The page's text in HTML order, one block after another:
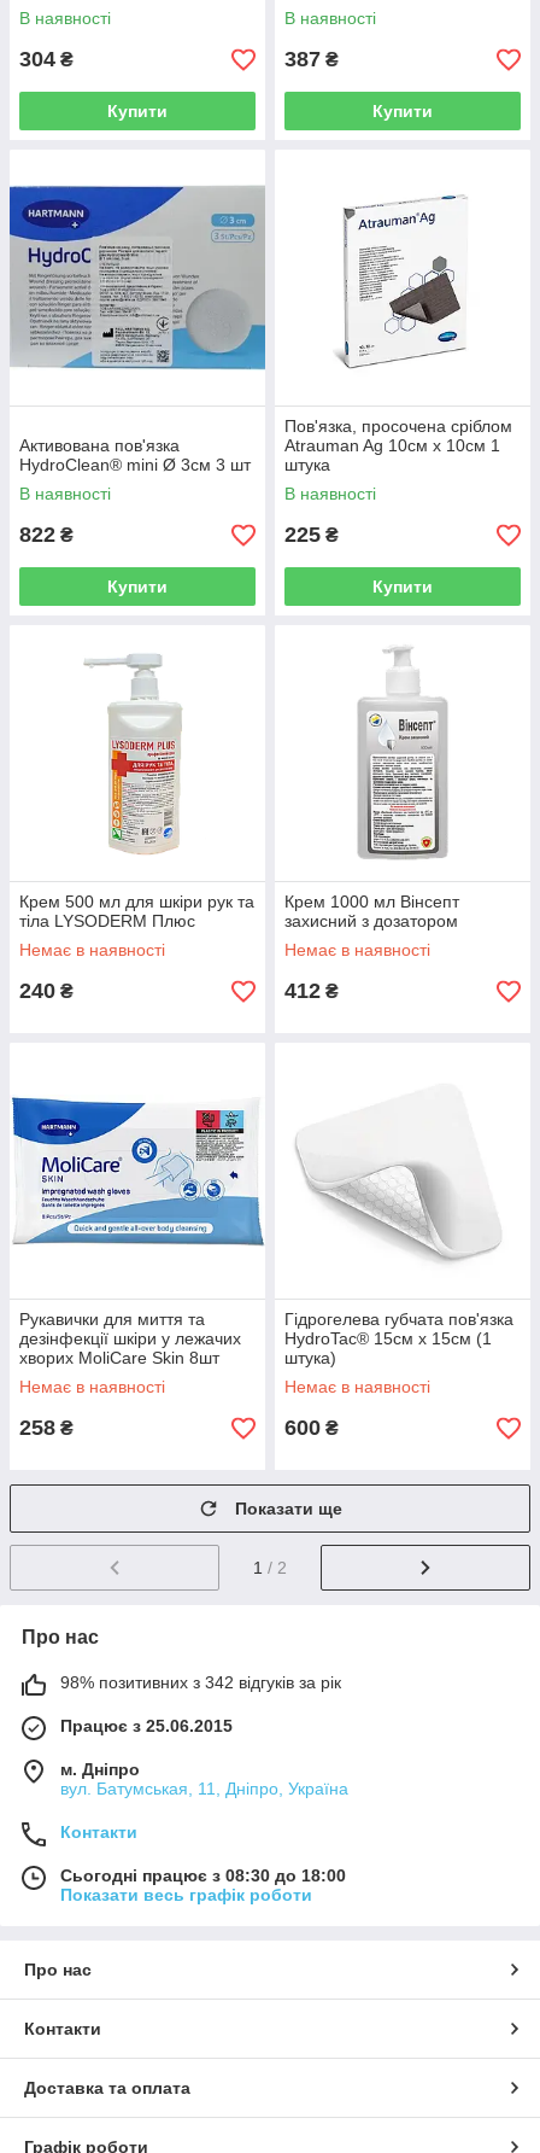
В наявності
304 ₴
Купити
В наявності
387 ₴
Купити
Активована пов'язка
HydroClean® mini Ø 3см 3 шт
В наявності
822 ₴
Купити
Пов'язка, просочена сріблом
Atrauman Ag 10см х 10см 1
штука
В наявності
225 ₴
Купити
Крем 500 мл для шкіри рук та
тіла LYSODERM Плюс
Немає в наявності
240 ₴
Крем 1000 мл Вінсепт
захисний з дозатором
Немає в наявності
412 ₴
Рукавички для миття та
дезінфекції шкіри у лежачих
хворих MoliCare Skin 8шт
Немає в наявності
258 ₴
Гідрогелева губчата пов'язка
HydroTac® 15см х 15см (1
штука)
Немає в наявності
600 ₴
Показати ще
1 / 2
Про нас
98% позитивних з 342 відгуків за рік
Працює з 25.06.2015
м. Дніпро
вул. Батумськая, 11, Дніпро, Україна
Контакти
Сьогодні працює з 08:30 до 18:00
Показати весь графік роботи
Про нас
Контакти
Доставка та оплата
Графік роботи